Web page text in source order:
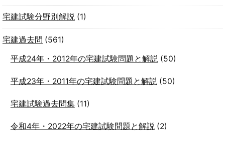
宅建試験分野別解説 (1)
宅建過去問 (561)
平成24年・2012年の宅建試験問題と解説 (50)
平成23年・2011年の宅建試験問題と解説 (50)
宅建試験過去問集(11)
令和4年・2022年の宅建試験問題と解説 (2)